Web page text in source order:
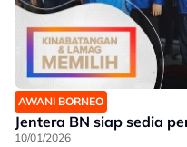
AWANI BORNEO
Jentera BN siap sedia
10/01/2026